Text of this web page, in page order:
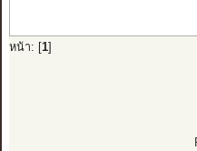
หน้า: [ 1]